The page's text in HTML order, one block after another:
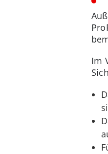
Im